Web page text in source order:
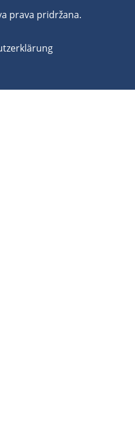
prava pridržana.